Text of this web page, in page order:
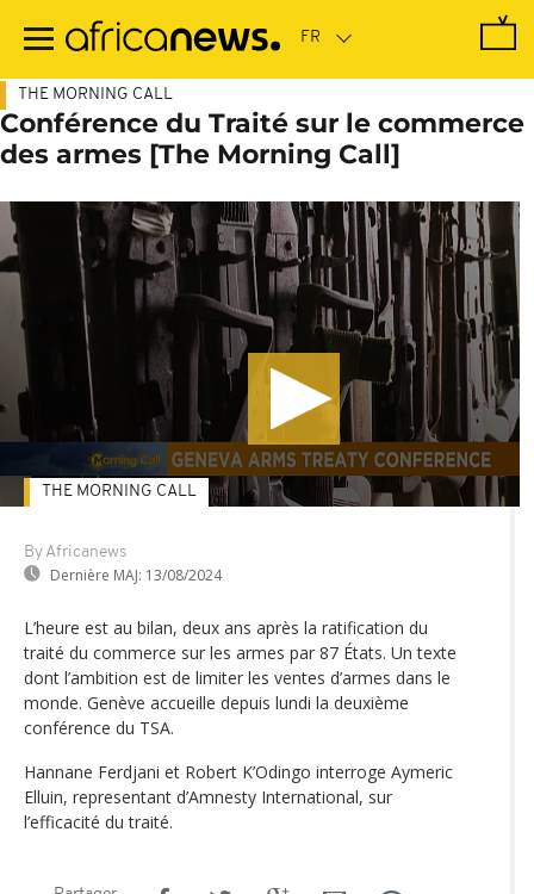
contenu
THE MORNING CALL
Conférence du Traité sur le commerce
des armes [The Morning Call]
By Africanews
Dernière MAJ: 13/08/2024
THE MORNING CALL
L’heure est au bilan, deux ans après la ratification du
traité du commerce sur les armes par 87 États. Un texte
dont l’ambition est de limiter les ventes d’armes dans le
monde. Genève accueille depuis lundi la deuxième
conférence du TSA.
Hannane Ferdjani et Robert K’Odingo interroge Aymeric
Elluin, representant d’Amnesty International, sur
l’efficacité du traité.